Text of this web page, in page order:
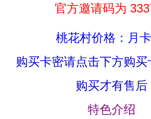
官方邀请码为
桃花村价格：月
购买卡密请点击下方购
购买才有售后
特色介绍